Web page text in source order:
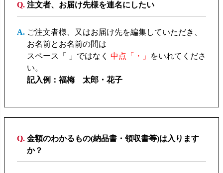
注文者、お届け先様を連名にしたい
ご注文者様、又はお届け先を編集していただき、
お名前とお名前の間は
スペース「 」ではなく 中点「・」
をいれてくださ
い。
記入例：福梅 太郎・花子
金額のわかるもの(納品書・領収書等)は入ります
か？